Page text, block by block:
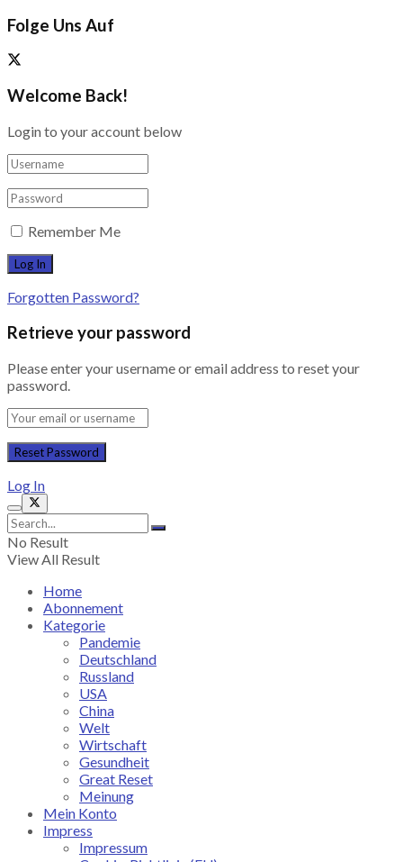
Folge Uns Auf
Welcome Back!
Login to your account below
Remember Me
Forgotten Password?
Retrieve your password
Please enter your username or email address to reset your
password.
Log In
No Result
View All Result
Home
Abonnement
Kategorie
Pandemie
Deutschland
Russland
USA
China
Welt
Wirtschaft
Gesundheit
Great Reset
Meinung
Mein Konto
Impress
Impressum